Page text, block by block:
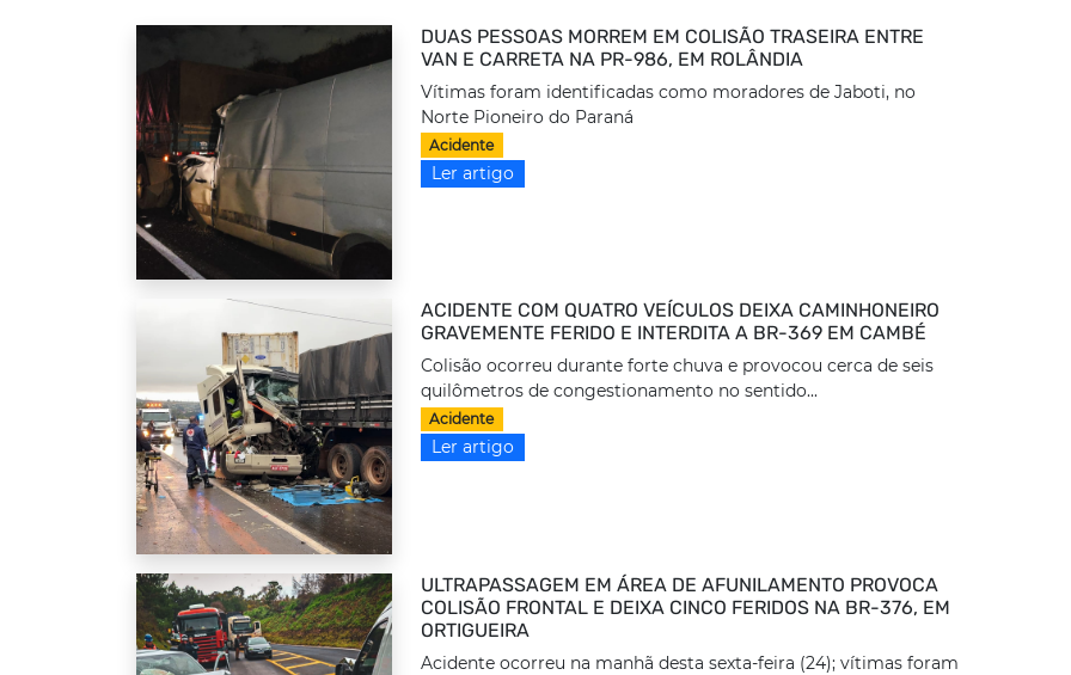
DUAS PESSOAS MORREM EM COLISÃO TRASEIRA ENTRE
VAN E CARRETA NA PR-986, EM ROLÂNDIA
Vítimas foram identificadas como moradores de Jaboti, no
Norte Pioneiro do Paraná
Acidente
Ler artigo
ACIDENTE COM QUATRO VEÍCULOS DEIXA CAMINHONEIRO
GRAVEMENTE FERIDO E INTERDITA A BR-369 EM CAMBÉ
Colisão ocorreu durante forte chuva e provocou cerca de seis
quilômetros de congestionamento no sentido...
Acidente
Ler artigo
ULTRAPASSAGEM EM ÁREA DE AFUNILAMENTO PROVOCA
COLISÃO FRONTAL E DEIXA CINCO FERIDOS NA BR-376, EM
ORTIGUEIRA
Acidente ocorreu na manhã desta sexta-feira (24); vítimas foram